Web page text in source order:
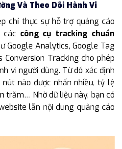
Và Theo Dõi Hành Vi
chỉ thực sự hỗ trợ quảng cáo
các công cụ tracking chuẩn
Google Analytics, Google Tag
Conversion Tracking cho phép
vi người dùng. Từ đó xác định
nào được nhấn nhiều, tỷ lệ
trăm… Nhờ dữ liệu này, bạn có
lẫn nội dung quảng cáo